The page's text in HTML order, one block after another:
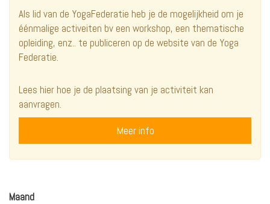
Als lid van de YogaFederatie heb je de mogelijkheid om je
éénmalige activeiten bv een workshop, een thematische
opleiding, enz.. te publiceren op de website van de Yoga
Federatie.
Lees hier hoe je de plaatsing van je activiteit kan
aanvragen.
Meer info
Maand